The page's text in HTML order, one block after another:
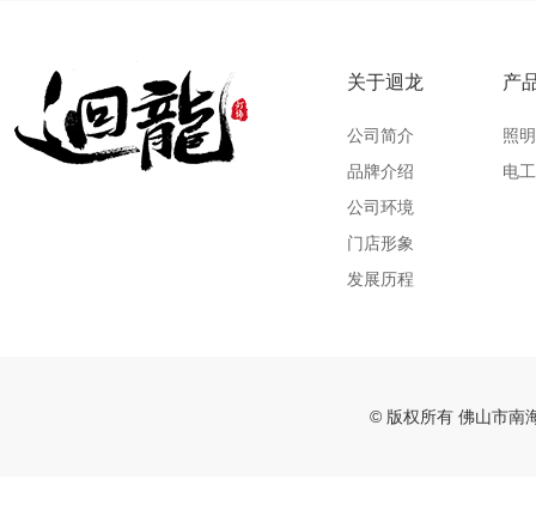
关于迴龙
公司简介
品牌介绍
公司环境
门店形象
发展历程
产
照
电
© 版权所有 佛山市南